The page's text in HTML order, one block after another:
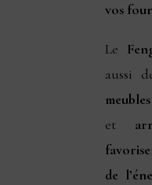
vos
Le
aussi
et
de